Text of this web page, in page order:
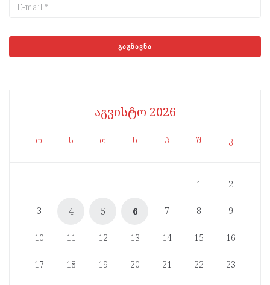
აგვისტო 2026
ო ს ო ხ პ შ კ
1 2
3 4 5 6 7 8 9
10 11 12 13 14 15 16
17 18 19 20 21 22 23